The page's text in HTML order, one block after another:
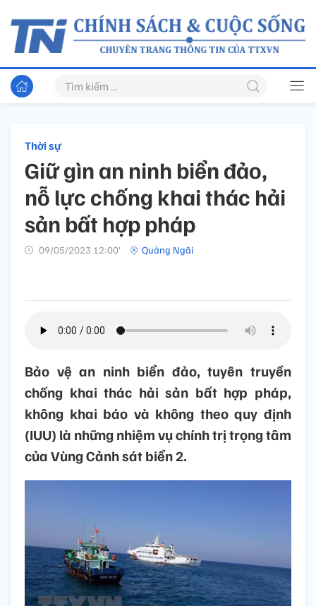
Thời sự
Giữ gìn an ninh biển đảo,
nỗ lực chống khai thác hải
sản bất hợp pháp
09/05/2023 12:00’ Quảng Ngãi
Bảo vệ an ninh biển đảo, tuyên truyền
chống khai thác hải sản bất hợp pháp,
không khai báo và không theo quy định
(IUU) là những nhiệm vụ chính trị trọng tâm
của Vùng Cảnh sát biển 2.